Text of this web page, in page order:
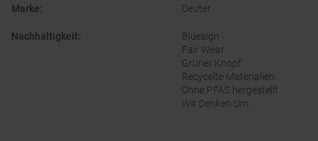
Marke: Deuter
Nachhaltigkeit:
Bluesign
Fair Wear
Grüner Knopf
Recycelte Materialien
Ohne PFAS hergestellt
Wir Denken Um